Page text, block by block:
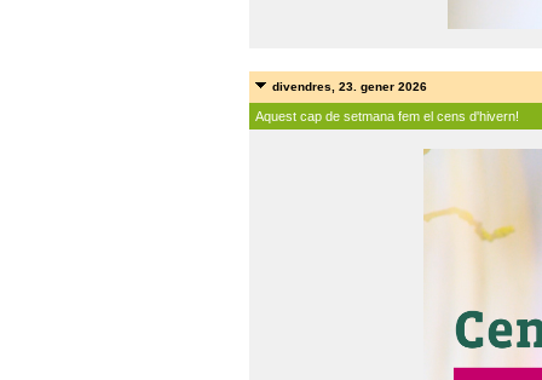
divendres, 23. gener 2026
Aquest cap de setmana fem el cens d'hivern!